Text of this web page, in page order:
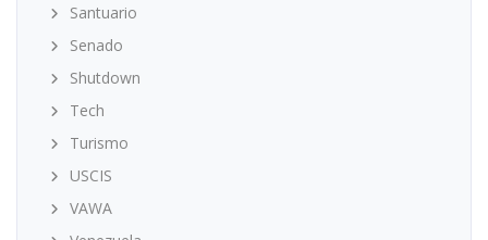
Santuario
Senado
Shutdown
Tech
Turismo
USCIS
VAWA